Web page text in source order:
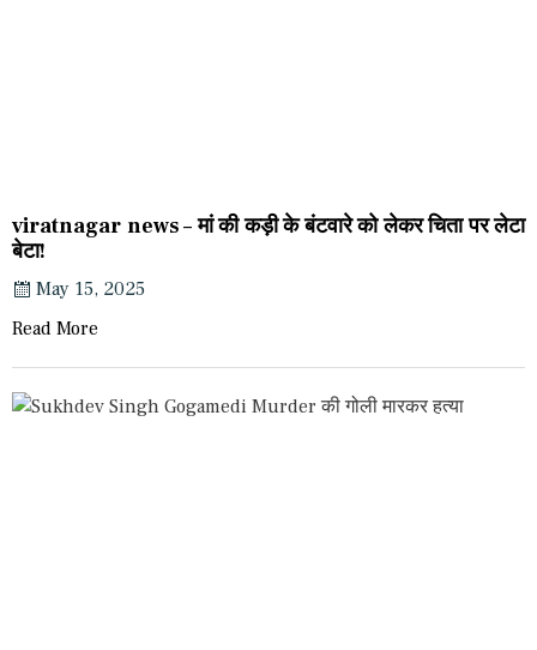
viratnagar news – मां की कड़ी के बंटवारे को लेकर चिता पर लेटा
बेटा!
May 15, 2025
Read More